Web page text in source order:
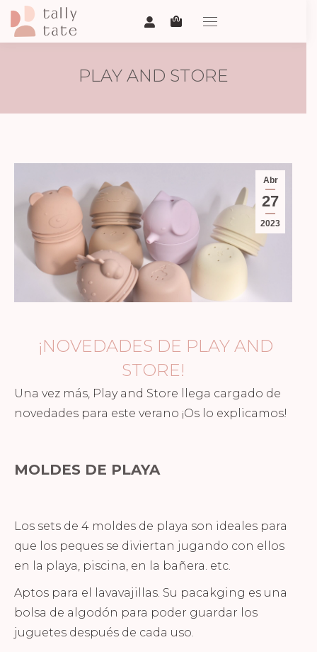
PLAY AND STORE
Abr
27
2023
¡NOVEDADES DE PLAY AND
STORE!
Una vez más, Play and Store llega cargado de
novedades para este verano ¡Os lo explicamos!
MOLDES DE PLAYA
Los sets de 4 moldes de playa son ideales para
que los peques se diviertan jugando con ellos
en la playa, piscina, en la bañera. etc.
Aptos para el lavavajillas. Su pacakging es una
bolsa de algodón para poder guardar los
juguetes después de cada uso.